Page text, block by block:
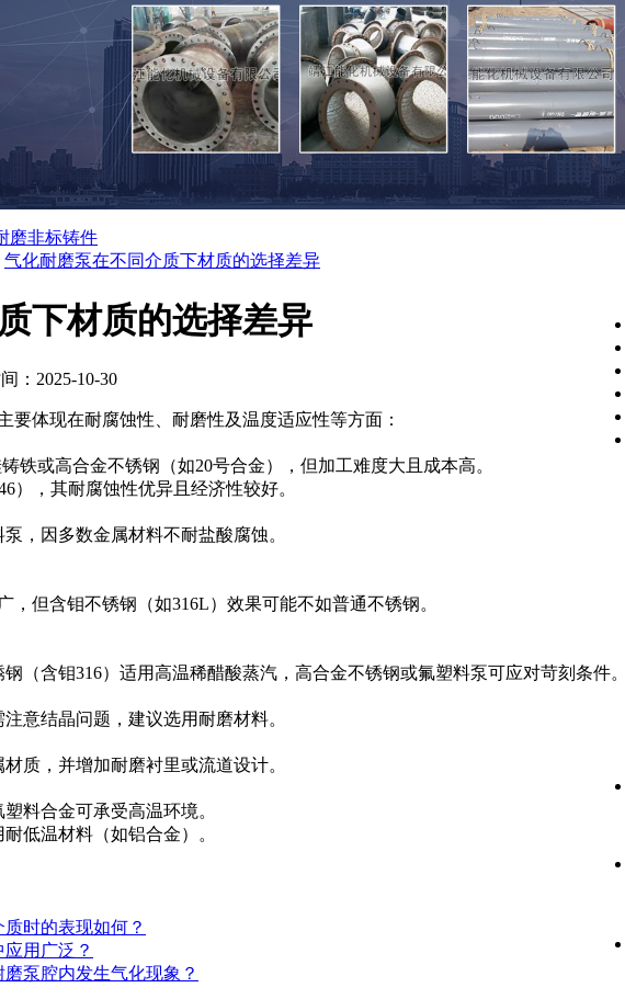
磨非标铸件
气化耐磨泵在不同介质下材质的选择差异
下材质的选择差异
：2025-10-30
体现在耐腐蚀性、耐磨性及温度适应性等方面：
或高合金不锈钢（如20号合金），但加工难度大且成本高。
，其耐腐蚀性优异且经济性较好。
，因多数金属材料不耐盐酸腐蚀。
但含钼不锈钢（如316L）效果可能不如普通不锈钢。
（含钼316）适用高温稀醋酸蒸汽，高合金不锈钢或氟塑料泵可应对苛刻条件。
意结晶问题，建议选用耐磨材料。
质，并增加耐磨衬里或流道设计。
料合金可承受高温环境。
低温材料（如铝合金）。
时的表现如何？
用广泛？
泵腔内发生气化现象？